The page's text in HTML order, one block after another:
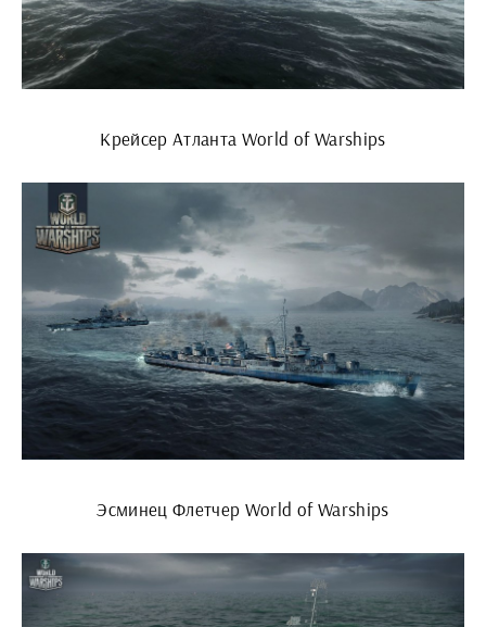
Крейсер Атланта World of Warships
Эсминец Флетчер World of Warships